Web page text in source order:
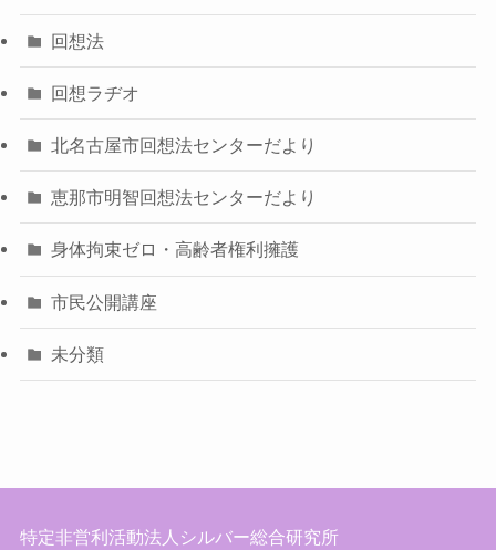
回想法
回想ラヂオ
北名古屋市回想法センターだより
恵那市明智回想法センターだより
身体拘束ゼロ・高齢者権利擁護
市民公開講座
未分類
特定非営利活動法人シルバー総合研究所